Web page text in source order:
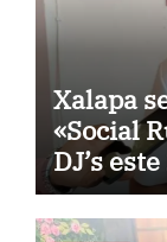
Xalapa
«Social
DJ’s